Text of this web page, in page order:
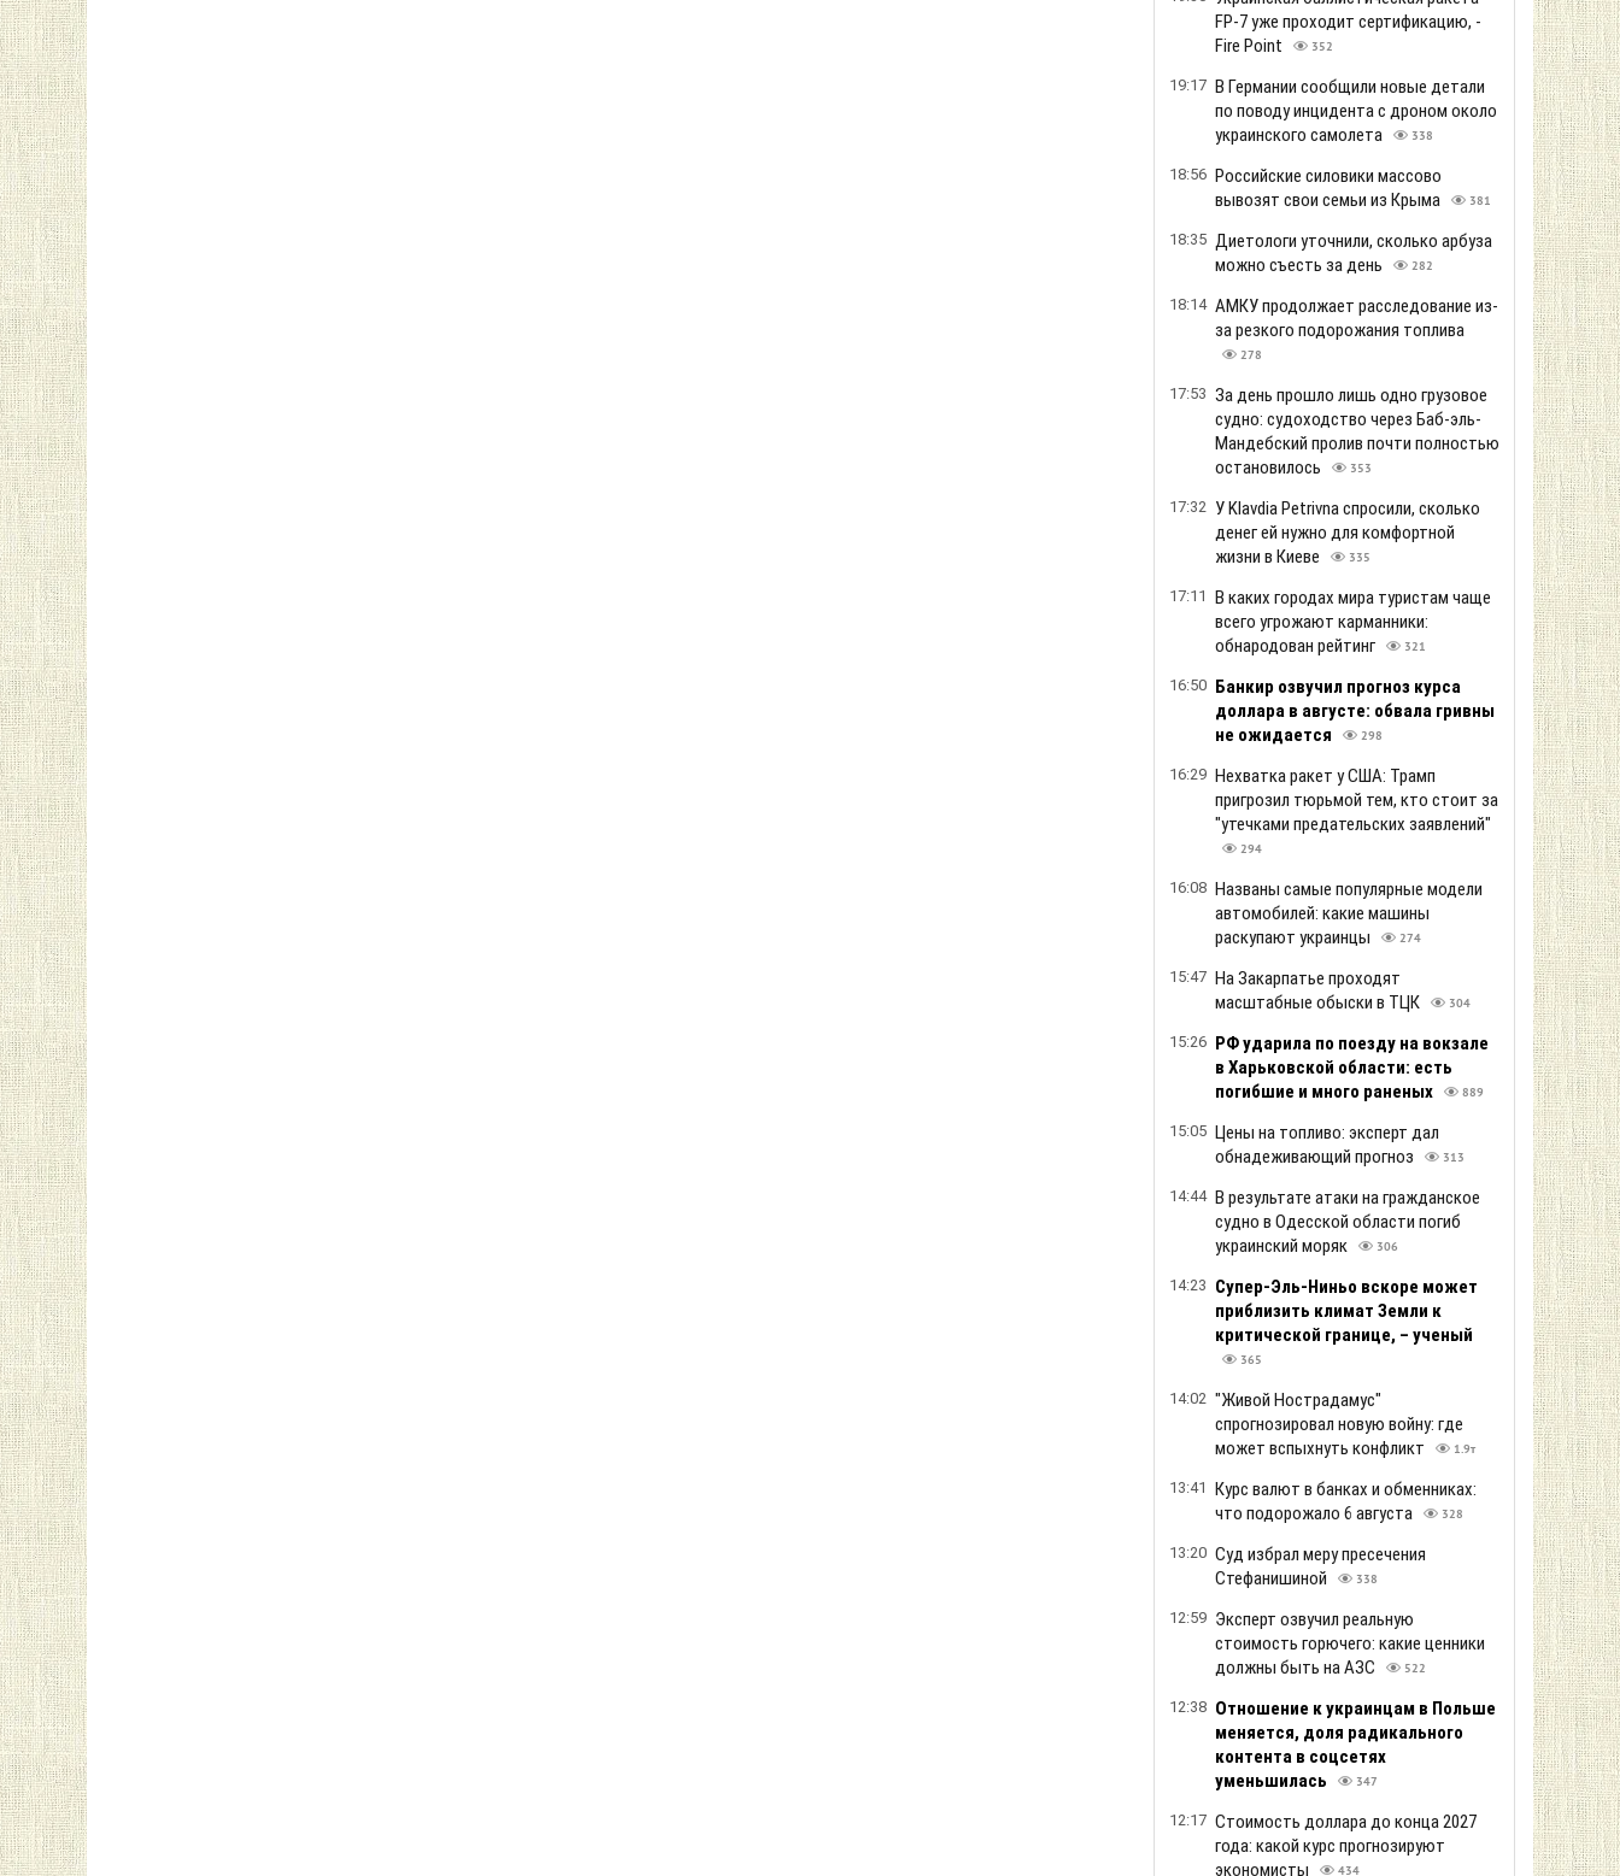
FP-7 уже проходит сертификацию, -
Fire Point
352
19:17 В Германии сообщили новые детали
по поводу инцидента с дроном около
украинского самолета
338
18:56 Российские силовики массово
вывозят свои семьи из Крыма
381
18:35 Диетологи уточнили, сколько арбуза
можно съесть за день
282
18:14 АМКУ продолжает расследование из-
за резкого подорожания топлива
278
17:53 За день прошло лишь одно грузовое
судно: судоходство через Баб-эль-
Мандебский пролив почти полностью
остановилось
353
17:32 У Klavdia Petrivna спросили, сколько
денег ей нужно для комфортной
жизни в Киеве
335
17:11 В каких городах мира туристам чаще
всего угрожают карманники:
обнародован рейтинг
321
16:50 Банкир озвучил прогноз курса
доллара в августе: обвала гривны
не ожидается
298
16:29 Нехватка ракет у США: Трамп
пригрозил тюрьмой тем, кто стоит за
"утечками предательских заявлений"
294
16:08 Названы самые популярные модели
автомобилей: какие машины
раскупают украинцы
274
15:47 На Закарпатье проходят
масштабные обыски в ТЦК
304
15:26 РФ ударила по поезду на вокзале
в Харьковской области: есть
погибшие и много раненых
889
15:05 Цены на топливо: эксперт дал
обнадеживающий прогноз
313
14:44 В результате атаки на гражданское
судно в Одесской области погиб
украинский моряк
306
14:23 Супер-Эль-Ниньо вскоре может
приблизить климат Земли к
критической границе, – ученый
365
14:02 "Живой Нострадамус"
спрогнозировал новую войну: где
может вспыхнуть конфликт
1.9т
13:41 Курс валют в банках и обменниках:
что подорожало 6 августа
328
13:20 Суд избрал меру пресечения
Стефанишиной
338
12:59 Эксперт озвучил реальную
стоимость горючего: какие ценники
должны быть на АЗС
522
12:38 Отношение к украинцам в Польше
меняется, доля радикального
контента в соцсетях
уменьшилась
347
12:17 Стоимость доллара до конца 2027
года: какой курс прогнозируют
экономисты
434